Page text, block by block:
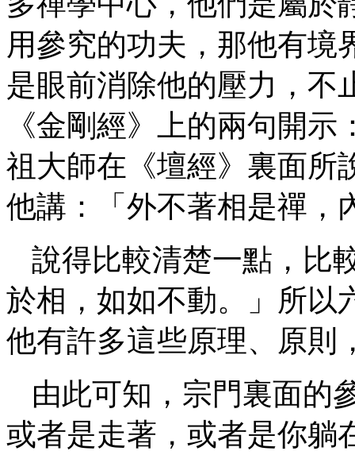
用參究的功夫，那他有境
是眼前消除他的壓力，不
《金剛經》上的兩句開
祖大師在《壇經》裏面所
他講：「外不著相是禪，
說得比較清楚一點，比
於相，如如不動。」所以
他有許多這些原理、原則
由此可知，宗門裏面的
或者是走著，或者是你躺